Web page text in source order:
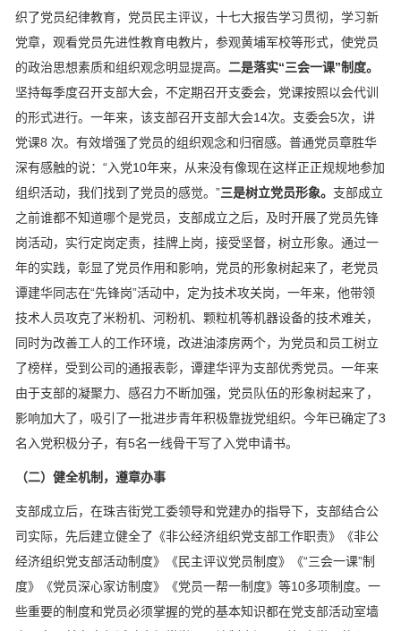
织了党员纪律教育，党员民主评议，十七大报告学习贯彻，学习新
党章，观看党员先进性教育电教片，参观黄埔军校等形式，使党员
的政治思想素质和组织观念明显提高。 二是落实“三会一课”制度。
坚持每季度召开支部大会，不定期召开支委会，党课按照以会代训
的形式进行。一年来，该支部召开支部大会14次。支委会5次，讲
党课8 次。有效增强了党员的组织观念和归宿感。普通党员章胜华
深有感触的说：“入党10年来，从来没有像现在这样正正规规地参加
组织活动，我们找到了党员的感觉。”三是树立党员形象。 支部成立
之前谁都不知道哪个是党员，支部成立之后，及时开展了党员先锋
岗活动，实行定岗定责，挂牌上岗，接受坚督，树立形象。通过一
年的实践，彰显了党员作用和影响，党员的形象树起来了，老党员
谭建华同志在“先锋岗”活动中，定为技术攻关岗，一年来，他带领
技术人员攻克了米粉机、河粉机、颗粒机等机器设备的技术难关，
同时为改善工人的工作环境，改进油漆房两个，为党员和员工树立
了榜样，受到公司的通报表彰，谭建华评为支部优秀党员。一年来
由于支部的凝聚力、感召力不断加强，党员队伍的形象树起来了，
影响加大了，吸引了一批进步青年积极靠拢党组织。今年已确定了3
名入党积极分子，有5名一线骨干写了入党申请书。
（二）健全机制，遵章办事
支部成立后，在珠吉街党工委领导和党建办的指导下，支部结合公
司实际，先后建立健全了《非公经济组织党支部工作职责》《非公
经济组织党支部活动制度》《民主评议党员制度》《“三会一课”制
度》《党员深心家访制度》《党员一帮一制度》等10多项制度。一
些重要的制度和党员必须掌握的党的基本知识都在党支部活动室墙